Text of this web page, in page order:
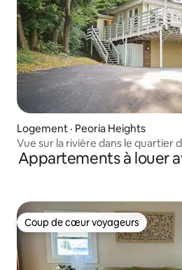
Logement · Peoria Heights
Vue sur la rivière dans le quartier
Appartements à louer
Coup de cœur voyageurs
Coup de cœur voyageurs